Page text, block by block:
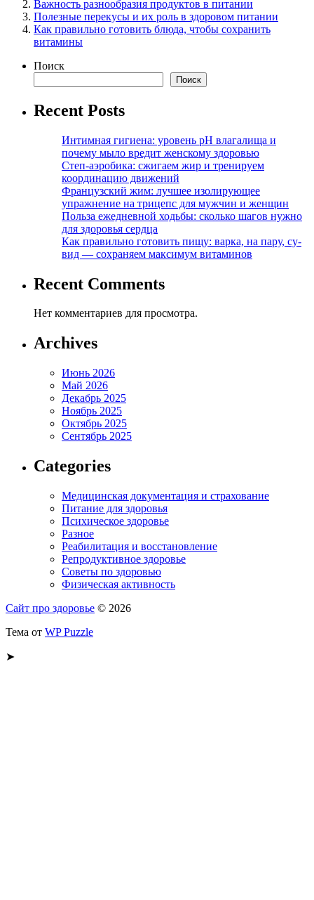
Важность разнообразия продуктов в питании
Полезные перекусы и их роль в здоровом питании
Как правильно готовить блюда, чтобы сохранить
витамины
Поиск
Поиск
Recent Posts
Интимная гигиена: уровень pH влагалища и
почему мыло вредит женскому здоровью
Степ-аэробика: сжигаем жир и тренируем
координацию движений
Французский жим: лучшее изолирующее
упражнение на трицепс для мужчин и женщин
Польза ежедневной ходьбы: сколько шагов нужно
для здоровья сердца
Как правильно готовить пищу: варка, на пару, су-
вид — сохраняем максимум витаминов
Recent Comments
Нет комментариев для просмотра.
Archives
Июнь 2026
Май 2026
Декабрь 2025
Ноябрь 2025
Октябрь 2025
Сентябрь 2025
Categories
Медицинская документация и страхование
Питание для здоровья
Психическое здоровье
Разное
Реабилитация и восстановление
Репродуктивное здоровье
Советы по здоровью
Физическая активность
Сайт про здоровье © 2026
Тема от WP Puzzle
➤